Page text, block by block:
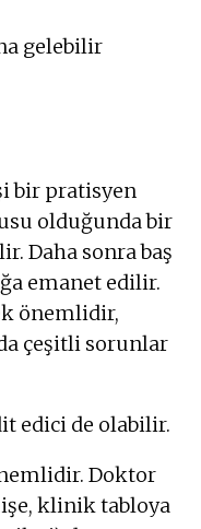
gelebilir
bir pratisyen
olduğunda bir
Daha sonra baş
emanet edilir.
önemlidir,
çeşitli sorunlar
edici de olabilir.
Doktor
klinik tabloya